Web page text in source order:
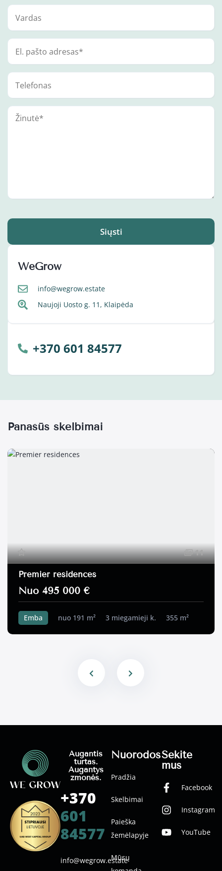
Siųsti
WeGrow
info@wegrow.estate
Naujoji Uosto g. 11, Klaipėda
+370 601 84577
Panašūs skelbimai
11
Premier residences
Nuo 495 000 €
Emba nuo 191 m² 3 miegamieji k. 355 m²
Nuorodos
Pradžia
Skelbimai
Paieška
žemėlapyje
Mūsų
Sekite
mus
Facebook
Instagram
YouTube
Augantis
turtas.
Augantys
žmonės.
+370
601
84577
info@wegrow.estate